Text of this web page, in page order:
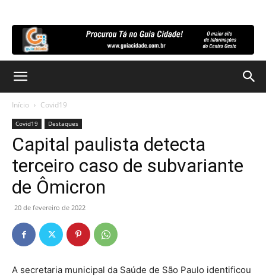
Início Covid19
Covid19 Destaques
Capital paulista detecta
terceiro caso de subvariante
de Ômicron
20 de fevereiro de 2022
A secretaria municipal da Saúde de São Paulo identificou